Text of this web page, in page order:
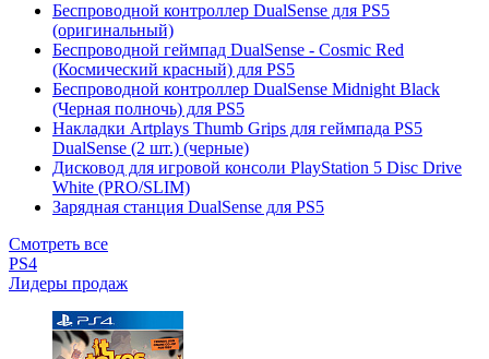
Беспроводной контроллер DualSense для PS5
(оригинальный)
Беспроводной геймпад DualSense - Cosmic Red
(Космический красный) для PS5
Беспроводной контроллер DualSense Midnight Black
(Черная полночь) для PS5
Накладки Artplays Thumb Grips для геймпада PS5
DualSense (2 шт.) (черные)
Дисковод для игровой консоли PlayStation 5 Disc Drive
White (PRO/SLIM)
Зарядная станция DualSense для PS5
Смотреть все
PS4
Лидеры продаж